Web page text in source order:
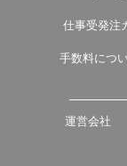
仕事受発注
手数料につ
運営会社